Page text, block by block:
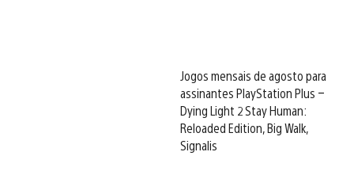
Jogos mensais de agosto para
assinantes PlayStation Plus –
Dying Light 2 Stay Human:
Reloaded Edition, Big Walk,
Signalis